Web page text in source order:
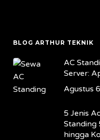
BLOG ARTHUR TEKNIK
AC
Server:
Agustus
5 Jenis
Standing
hingga